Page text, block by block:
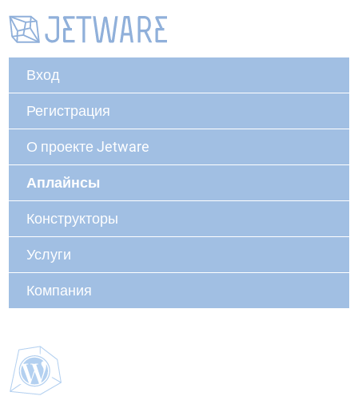
Вход
Регистрация
О проекте Jetware
Аплайнсы
Конструкторы
Услуги
Компания